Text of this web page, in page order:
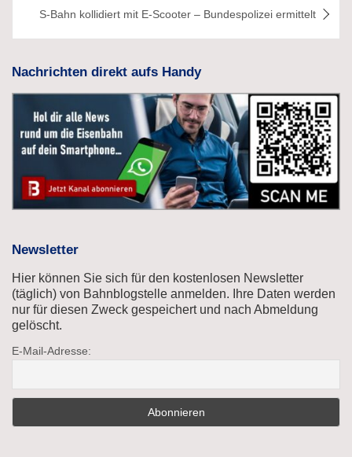
S-Bahn kollidiert mit E-Scooter – Bundespolizei ermittelt
Nachrichten direkt aufs Handy
Newsletter
Hier können Sie sich für den kostenlosen Newsletter
(täglich) von Bahnblogstelle anmelden. Ihre Daten werden
nur für diesen Zweck gespeichert und nach Abmeldung
gelöscht.
E-Mail-Adresse: